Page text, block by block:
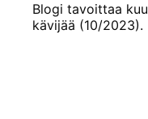
Blogi tavoittaa
kävijää (10/2023).